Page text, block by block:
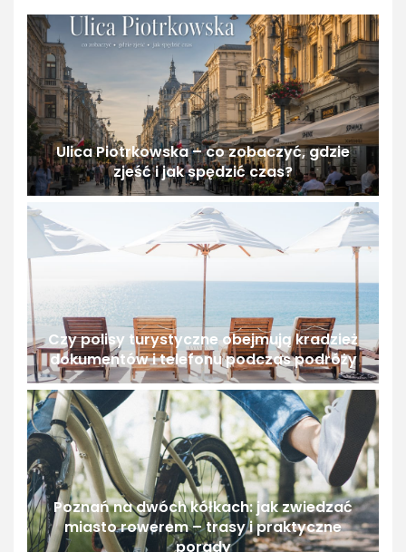
Ulica Piotrkowska – co zobaczyć, gdzie
zjeść i jak spędzić czas?
Czy polisy turystyczne obejmują kradzież
dokumentów i telefonu podczas podróży
Poznań na dwóch kółkach: jak zwiedzać
miasto rowerem – trasy i praktyczne
porady